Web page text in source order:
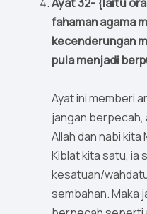
fahaman agama
kecenderungan
pula menjadi
Ayat ini memberi
jangan berpecah,
Allah dan nabi kita
Kiblat kita satu, ia
kesatuan/
sembahan. Maka